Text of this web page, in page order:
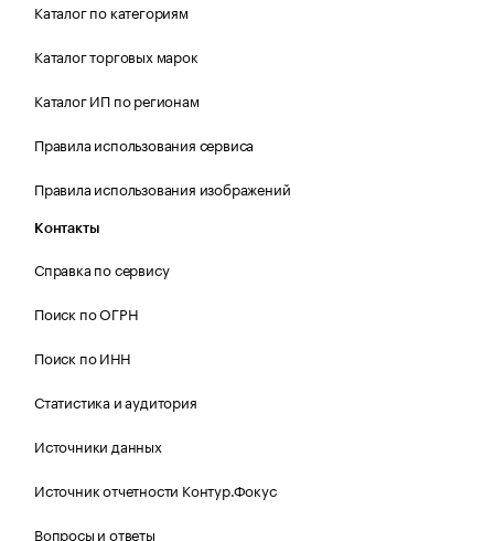
Каталог по категориям
Каталог торговых марок
Каталог ИП по регионам
Правила использования сервиса
Правила использования изображений
Контакты
Справка по сервису
Поиск по ОГРН
Поиск по ИНН
Статистика и аудитория
Источники данных
Источник отчетности Контур.Фокус
Вопросы и ответы